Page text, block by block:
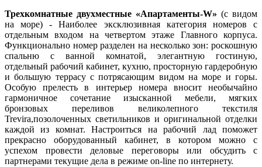
Трехкомнатные двухместные «Апартаменты-W» (с видом
на море) - Наиболее эксклюзивная категория номеров с
отдельным входом на четвертом этаже Главного корпуса.
Функционально номер разделен на несколько зон: роскошную
спальню с ванной комнатой, элегантную гостиную,
отдельный рабочий кабинет, кухню, просторную гардеробную
и большую террасу с потрясающим видом на море и горы.
Особую прелесть в интерьер номера вносит необычайно
гармоничное сочетание изысканной мебели, мягких
бронзовых переливов великолепного текстиля
Trevira,позолоченных светильников и оригинальной отделки
каждой из комнат. Настроиться на рабочий лад поможет
прекрасно оборудованный кабинет, в котором можно с
успехом провести деловые переговоры или обсудить с
партнерами текущие дела в режиме on-line по интернету.